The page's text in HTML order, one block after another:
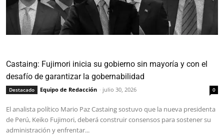
Castaing: Fujimori inicia su gobierno sin mayoría y con el
desafío de garantizar la gobernabilidad
Destacado Equipo de Redacción - julio 30, 2026 0
El analista político Mario Paz Castaing sostuvo que la nueva presidenta
de Perú, Keiko Fujimori, deberá construir consensos para sostener su
administración y enfrentar...